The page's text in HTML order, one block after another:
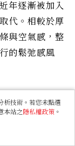
年逐漸被加入
代。相較於厚
與空氣感，整
的鬆弛感風
析技術。若您未點選
本站之隱私權政策 。